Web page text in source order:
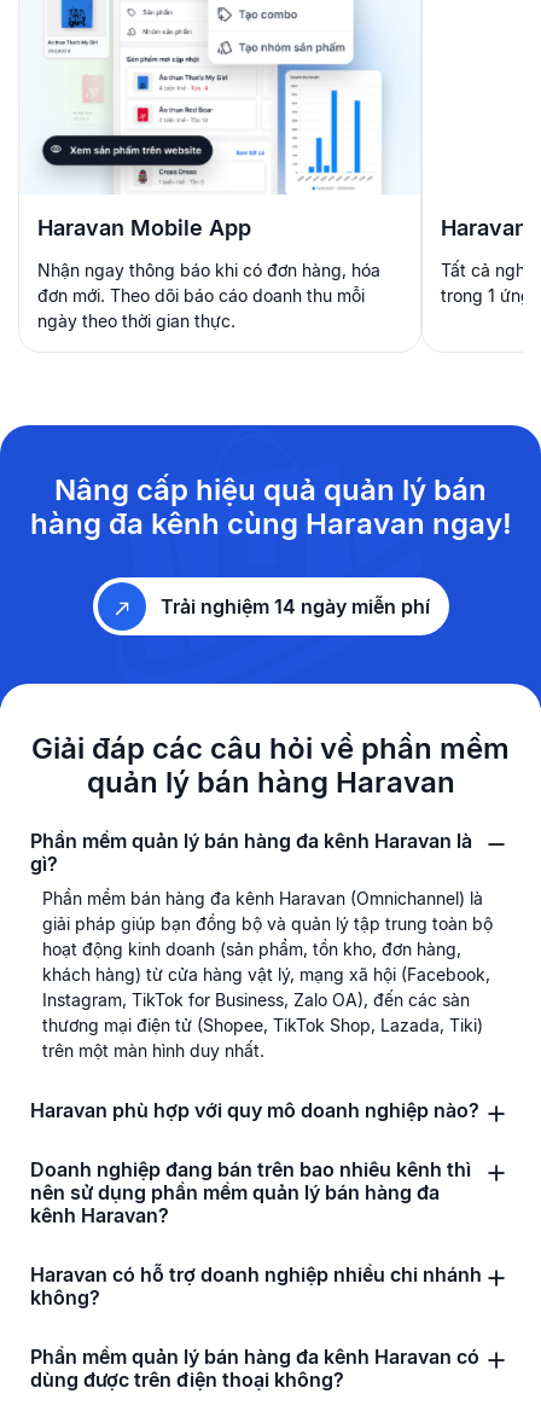
Haravan Mobile App
Nhận ngay thông báo khi có đơn hàng, hóa
đơn mới. Theo dõi báo cáo doanh thu mỗi
ngày theo thời gian thực.
Haravan
Tất cả
trong 1 ứng
Nâng cấp hiệu quả quản lý bán
hàng đa kênh cùng Haravan ngay!
Trải nghiệm 14 ngày miễn phí
Giải đáp các câu hỏi về phần mềm
quản lý bán hàng Haravan
Phần mềm quản lý bán hàng đa kênh Haravan là
gì?
Phần mềm bán hàng đa kênh Haravan (Omnichannel) là
giải pháp giúp bạn đồng bộ và quản lý tập trung toàn bộ
hoạt động kinh doanh (sản phẩm, tồn kho, đơn hàng,
khách hàng) từ cửa hàng vật lý, mạng xã hội (Facebook,
Instagram, TikTok for Business, Zalo OA), đến các sàn
thương mại điện tử (Shopee, TikTok Shop, Lazada, Tiki)
trên một màn hình duy nhất.
Haravan phù hợp với quy mô doanh nghiệp nào?
Doanh nghiệp đang bán trên bao nhiêu kênh thì
nên sử dụng phần mềm quản lý bán hàng đa
kênh Haravan?
Haravan có hỗ trợ doanh nghiệp nhiều chi nhánh
không?
Phần mềm quản lý bán hàng đa kênh Haravan có
dùng được trên điện thoại không?